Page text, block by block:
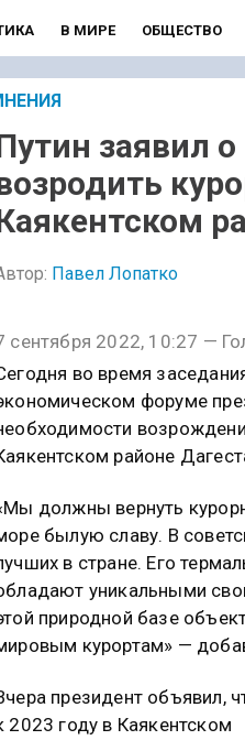
В МИРЕ ОБЩЕСТВО
заявил
Павел Лопатко
сентября 2022, 10:27 —
во время
форуме
районе
должны вернуть
былую славу. В
в стране. Его
уникальными
природной базе
курортам» —
президент объявил,
2023 году в Каякентском